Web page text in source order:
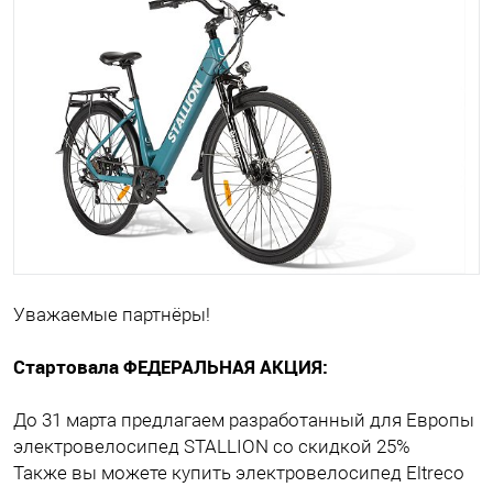
Уважаемые партнёры!
Стартовала ФЕДЕРАЛЬНАЯ АКЦИЯ:
До 31 марта предлагаем разработанный для Европы
электровелосипед STALLION со скидкой 25%
Также вы можете купить электровелосипед Eltreco